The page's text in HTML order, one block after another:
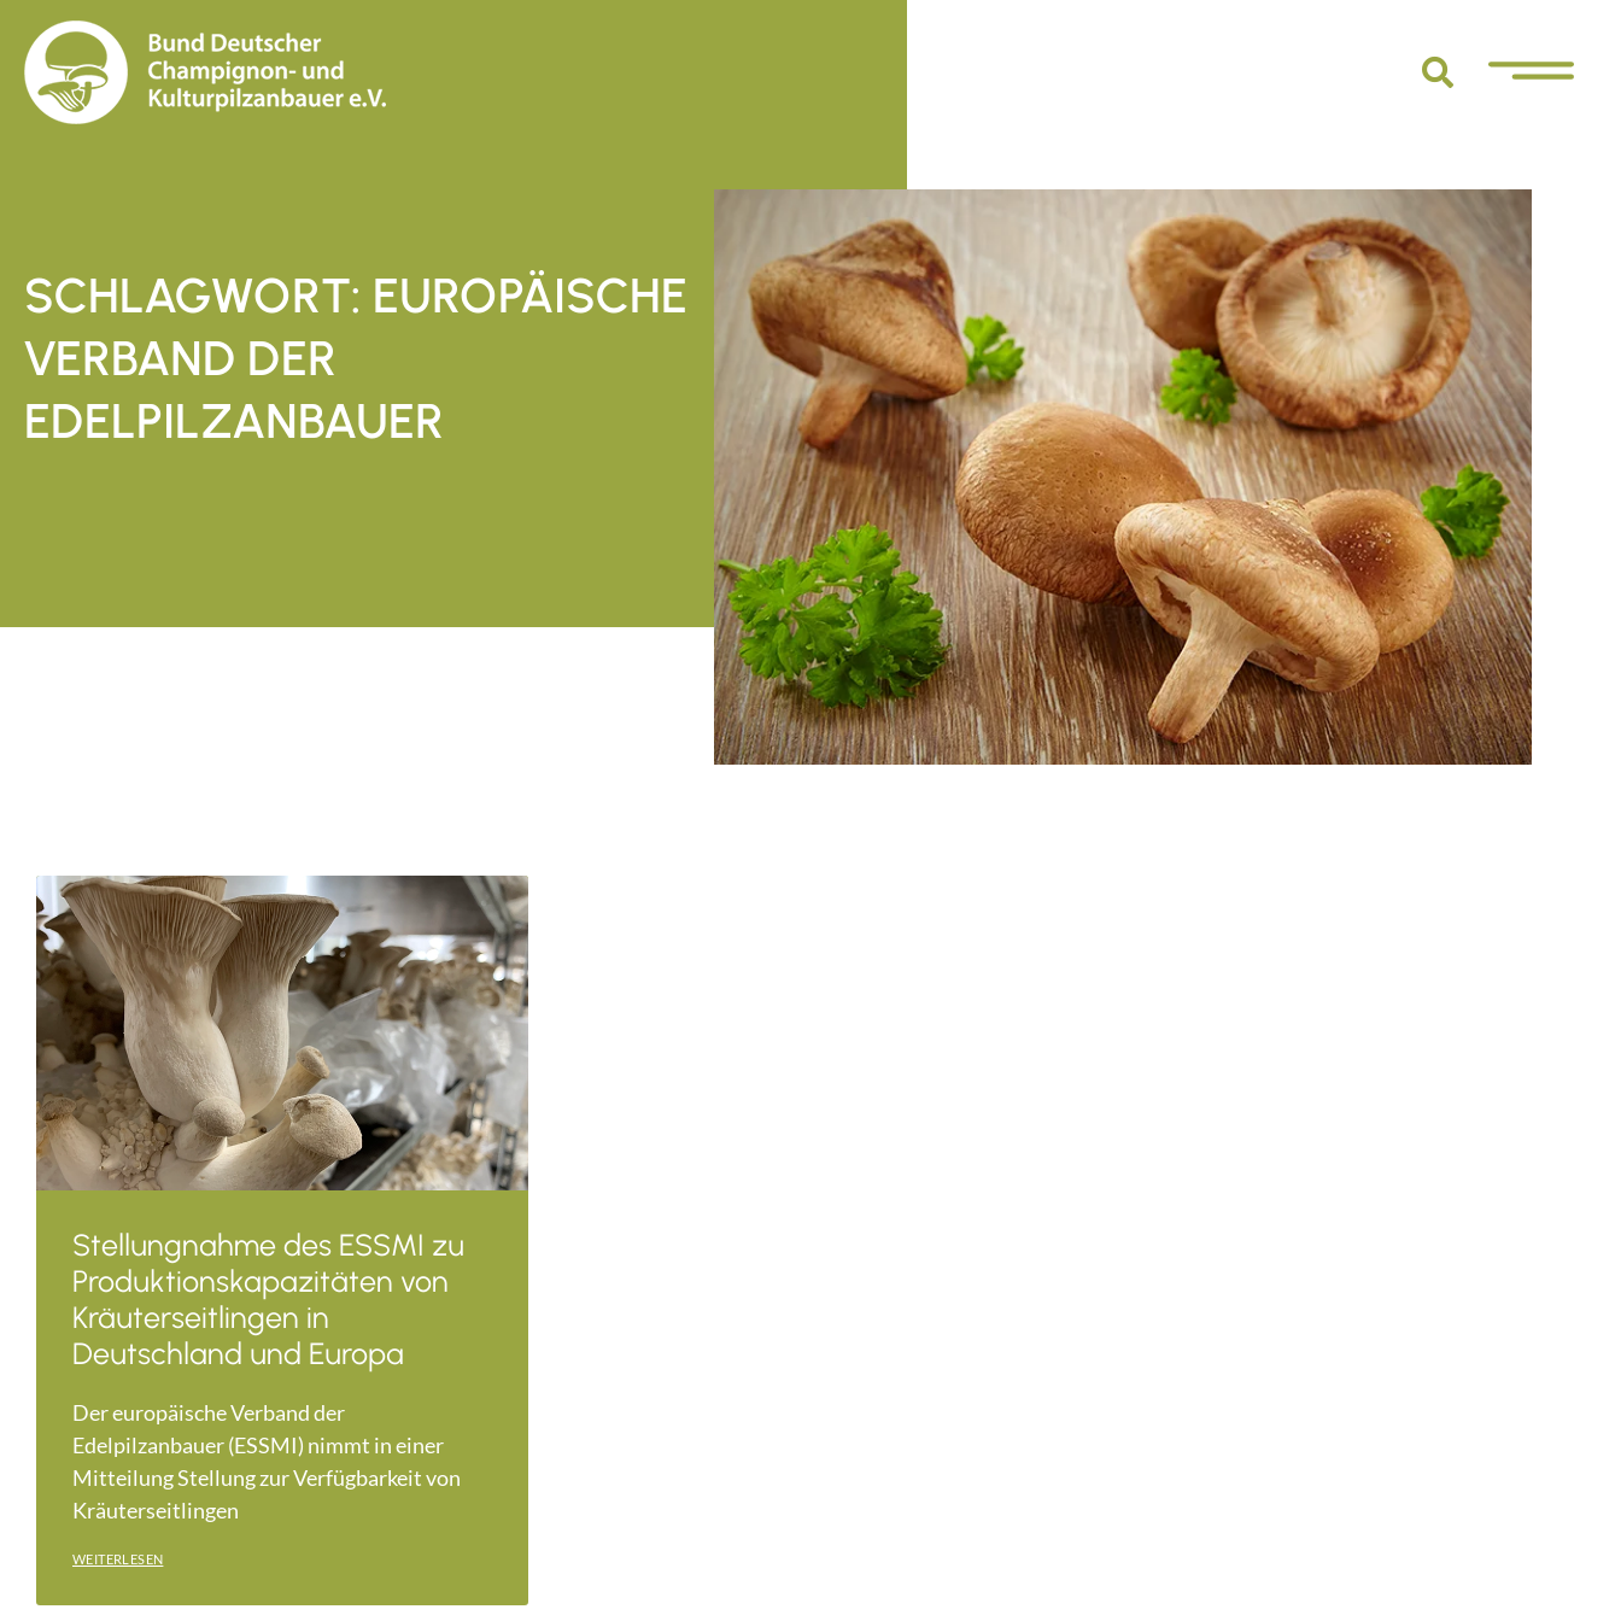
SCHLAGWORT: EUROPÄISCHE
VERBAND DER
EDELPILZANBAUER
Stellungnahme des ESSMI zu
Produktionskapazitäten von
Kräuterseitlingen in
Deutschland und Europa
Der europäische Verband der
Edelpilzanbauer (ESSMI) nimmt in einer
Mitteilung Stellung zur Verfügbarkeit von
Kräuterseitlingen
WEITERLESEN